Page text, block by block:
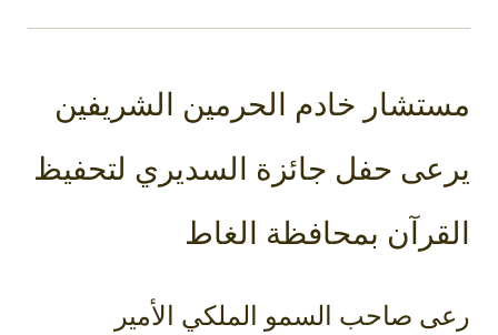
خادم الحرمين الشريفين
حفل جائزة السديري لتحفيظ
بمحافظة الغاط
صاحب السمو الملكي الأمير